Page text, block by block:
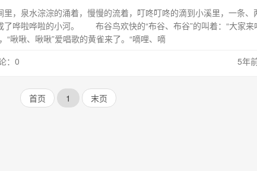
，泉水淙淙的涌着，慢慢的流着，叮咚叮咚的滴到小溪里，一条、
了哗啦哗啦的小河。 布谷鸟欢快的“布谷、布谷”的叫着：“大家来唱
“啾啾、啾啾”爱唱歌的黄雀来了。“嘀哩、嘀
：0
5年
首页 1 末页